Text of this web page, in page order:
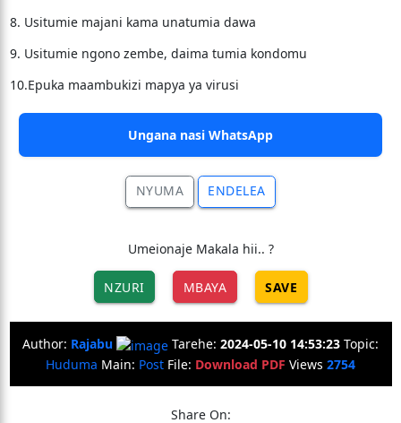
8. Usitumie majani kama unatumia dawa
9. Usitumie ngono zembe, daima tumia kondomu
10.Epuka maambukizi mapya ya virusi
Ungana nasi WhatsApp
NYUMA ENDELEA
Umeionaje Makala hii.. ?
NZURI MBAYA SAVE
Author: Rajabu Tarehe: 2024-05-10 14:53:23 Topic:
Huduma Main: Post File: Download PDF Views 2754
Share On: